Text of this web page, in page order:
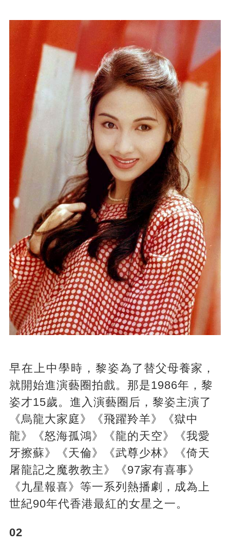
早在上中學時，黎姿為了替父母養家，
就開始進演藝圈拍戲。那是1986年，黎
姿才15歲。進入演藝圈后，黎姿主演了
《烏龍大家庭》《飛躍羚羊》《獄中
龍》《怒海孤鴻》《龍的天空》《我愛
牙擦蘇》《天倫》《武尊少林》《倚天
屠龍記之魔教教主》《97家有喜事》
《九星報喜》等一系列熱播劇，成為上
世紀90年代香港最紅的女星之一。
02